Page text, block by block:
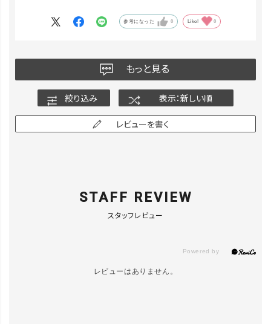
と思ってます。
参考になった 0 Like! 0
もっと見る
絞り込み 表示：新しい順
レビューを書く
STAFF REVIEW
スタッフレビュー
レビューはありません。